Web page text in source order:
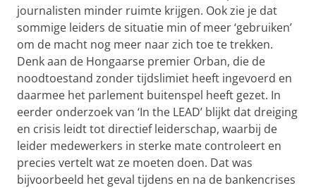
journalisten minder ruimte krijgen. Ook zie je dat
sommige leiders de situatie min of meer ‘gebruiken’
om de macht nog meer naar zich toe te trekken.
Denk aan de Hongaarse premier Orban, die de
noodtoestand zonder tijdslimiet heeft ingevoerd en
daarmee het parlement buitenspel heeft gezet. In
eerder onderzoek van ‘In the LEAD’ blijkt dat dreiging
en crisis leidt tot directief leiderschap, waarbij de
leider medewerkers in sterke mate controleert en
precies vertelt wat ze moeten doen. Dat was
bijvoorbeeld het geval tijdens en na de bankencrises